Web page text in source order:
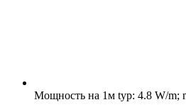
Мощность на 1м typ: 4.8 W/m;